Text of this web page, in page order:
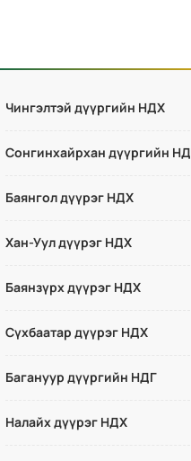
Чингэлтэй дүүргийн НДХ
Сонгинхайрхан дүүргийн
Баянгол дүүрэг НДХ
Хан-Уул дүүрэг НДХ
Баянзүрх дүүрэг НДХ
Сүхбаатар дүүрэг НДХ
Багануур дүүргийн НДГ
Налайх дүүрэг НДХ